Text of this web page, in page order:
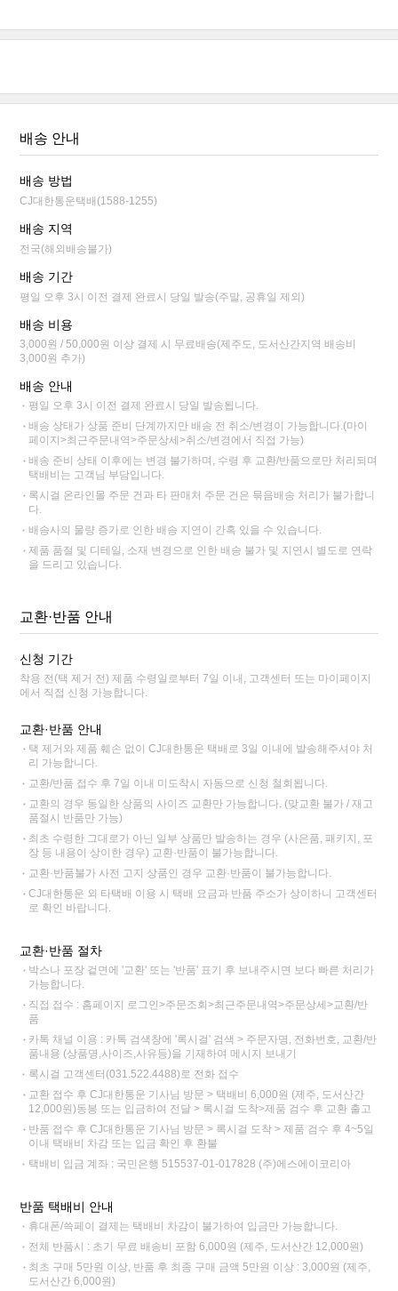
배송 안내
배송 방법
CJ대한통운택배(1588-1255)
배송 지역
전국(해외배송불가)
배송 기간
평일 오후 3시 이전 결제 완료시 당일 발송(주말, 공휴일 제외)
배송 비용
3,000원 / 50,000원 이상 결제 시 무료배송(제주도, 도서산간지역 배송비
3,000원 추가)
배송 안내
평일 오후 3시 이전 결제 완료시 당일 발송됩니다.
배송 상태가 상품 준비 단계까지만 배송 전 취소/변경이 가능합니다.(마이
페이지>최근주문내역>주문상세>취소/변경에서 직접 가능)
배송 준비 상태 이후에는 변경 불가하며, 수령 후 교환/반품으로만 처리되며
택배비는 고객님 부담입니다.
록시걸 온라인몰 주문 건과 타 판매처 주문 건은 묶음배송 처리가 불가합니
다.
배송사의 물량 증가로 인한 배송 지연이 간혹 있을 수 있습니다.
제품 품절 및 디테일, 소재 변경으로 인한 배송 불가 및 지연시 별도로 연락
을 드리고 있습니다.
교환·반품 안내
신청 기간
착용 전(택 제거 전) 제품 수령일로부터 7일 이내, 고객센터 또는 마이페이지
에서 직접 신청 가능합니다.
교환·반품 안내
택 제거와 제품 훼손 없이 CJ대한통운 택배로 3일 이내에 발송해주셔야 처
리 가능합니다.
교환/반품 접수 후 7일 이내 미도착시 자동으로 신청 철회됩니다.
교환의 경우 동일한 상품의 사이즈 교환만 가능합니다. (맞교환 불가 / 재고
품절시 반품만 가능)
최초 수령한 그대로가 아닌 일부 상품만 발송하는 경우 (사은품, 패키지, 포
장 등 내용이 상이한 경우) 교환·반품이 불가능합니다.
교환·반품불가 사전 고지 상품인 경우 교환·반품이 불가능합니다.
CJ대한통운 외 타택배 이용 시 택배 요금과 반품 주소가 상이하니 고객센터
로 확인 바랍니다.
교환·반품 절차
박스나 포장 겉면에 '교환' 또는 '반품' 표기 후 보내주시면 보다 빠른 처리가
가능합니다.
직접 접수 : 홈페이지 로그인>주문조회>최근주문내역>주문상세>교환/반
품
카톡 채널 이용 : 카톡 검색창에 '록시걸' 검색 > 주문자명, 전화번호, 교환/반
품내용 (상품명,사이즈,사유등)을 기재하여 메시지 보내기
록시걸 고객센터(031.522.4488)로 전화 접수
교환 접수 후 CJ대한통운 기사님 방문 > 택배비 6,000원 (제주, 도서산간
12,000원)동봉 또는 입금하여 전달 > 록시걸 도착>제품 검수 후 교환 출고
반품 접수 후 CJ대한통운 기사님 방문 > 록시걸 도착 > 제품 검수 후 4~5일
이내 택배비 차감 또는 입금 확인 후 환불
택배비 입금 계좌 : 국민은행 515537-01-017828 (주)에스에이코리아
반품 택배비 안내
휴대폰/쓱페이 결제는 택배비 차감이 불가하여 입금만 가능합니다.
전체 반품시 : 초기 무료 배송비 포함 6,000원 (제주, 도서산간 12,000원)
최초 구매 5만원 이상, 반품 후 최종 구매 금액 5만원 이상 : 3,000원 (제주,
도서산간 6,000원)